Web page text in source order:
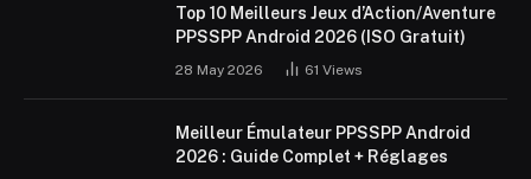
Top 10 Meilleurs Jeux d’Action/Aventure
PPSSPP Android 2026 (ISO Gratuit)
28 May 2026 61 Views
Meilleur Émulateur PPSSPP Android
2026 : Guide Complet + Réglages